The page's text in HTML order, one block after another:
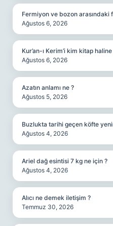
Fermiyon ve bozon arasındaki
Ağustos 6, 2026
Kur’an-ı Kerim’i kim kitap
Ağustos 6, 2026
Azatın anlamı ne ?
Ağustos 5, 2026
Buzlukta tarihi geçen köfte
Ağustos 4, 2026
Ariel dağ esintisi 7 kg ne için ?
Ağustos 4, 2026
Alıcı ne demek iletişim ?
Temmuz 30, 2026